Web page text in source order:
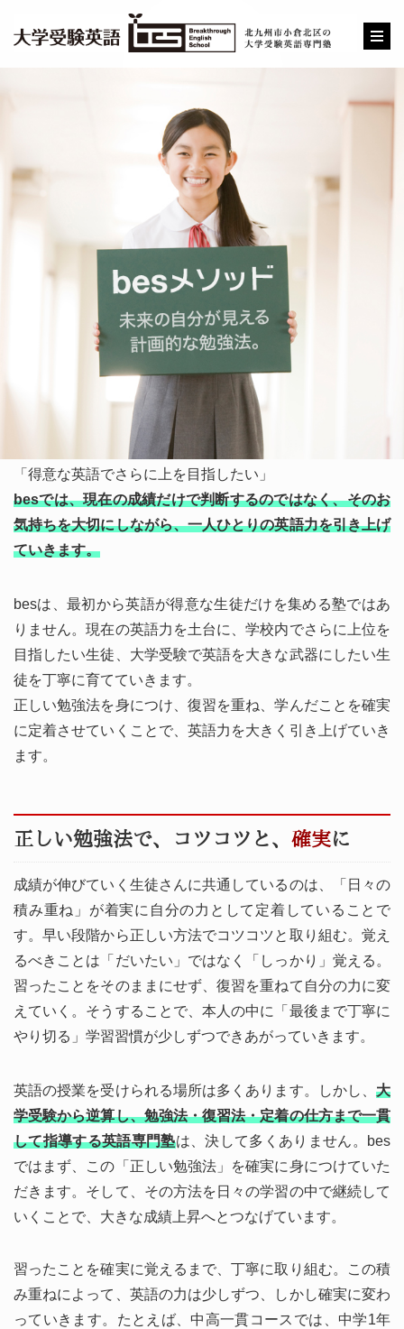
（ビー・イー・エス）とは
医学部・難関大学合格を真剣に目指したい方のための英語
bes（ビー・イー・エス）は「Breakthrough English
School」の略で、小学5年生から中学生、高校生、高卒生
を対象とした、英語一教科に特化した北九州市小倉北区堺
町の英語塾・予備校です。
【besメソッド】と呼ばれる独自の学習法により、全統模
試英語偏差値70超や、医学部など難関大学への現役合格者
を継続的に輩出しています。北九州全域はもとより、県外
からもお問い合わせをいただいています。
「英語を本気で伸ばしたい」
「得意な英語でさらに上を目指したい」
besでは、現在の成績だけで判断するのではなく、そのお
気持ちを大切にしながら、一人ひとりの英語力を引き上げ
ていきます。
besは、最初から英語が得意な生徒だけを集める塾ではあ
りません。現在の英語力を土台に、学校内でさらに上位を
目指したい生徒、大学受験で英語を大きな武器にしたい生
徒を丁寧に育てていきます。
正しい勉強法を身につけ、復習を重ね、学んだことを確実
に定着させていくことで、英語力を大きく引き上げていき
ます。
正しい勉強法で、コツコツと、 確実に
成績が伸びていく生徒さんに共通しているのは、「日々の
積み重ね」が着実に自分の力として定着していることで
す。早い段階から正しい方法でコツコツと取り組む。覚え
るべきことは「だいたい」ではなく「しっかり」覚える。
習ったことをそのままにせず、復習を重ねて自分の力に変
えていく。そうすることで、本人の中に「最後まで丁寧に
やり切る」学習習慣が少しずつできあがっていきます。
英語の授業を受けられる場所は多くあります。しかし、 大
学受験から逆算し、勉強法・復習法・定着の仕方まで一貫
して指導する英語専門塾は、決して多くありません。bes
ではまず、この「正しい勉強法」を確実に身につけていた
だきます。そして、その方法を日々の学習の中で継続して
いくことで、大きな成績上昇へとつなげています。
習ったことを確実に覚えるまで、丁寧に取り組む。この積
み重ねによって、英語の力は少しずつ、しかし確実に変わ
っていきます。たとえば、中高一貫コースでは、中学1年